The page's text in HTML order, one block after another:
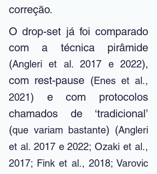
correção.
O drop-set já foi comparado
com a técnica pirâmide
(Angleri et al. 2017 e 2022),
com rest-pause (Enes et al.,
2021) e com protocolos
chamados de ‘tradicional’
(que variam bastante) (Angleri
et al. 2017 e 2022; Ozaki et al.,
2017; Fink et al., 2018; Varovic